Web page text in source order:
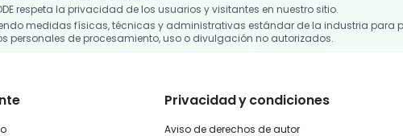
respeta la privacidad de los usuarios y visitantes en nuestro sitio.
medidas físicas, técnicas y administrativas estándar de la industria para
personales de procesamiento, uso o divulgación no autorizados.
Privacidad y condiciones
Aviso de derechos de autor